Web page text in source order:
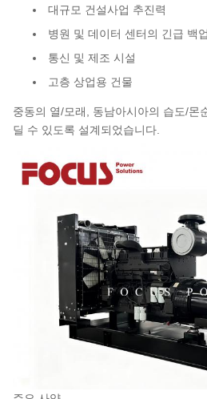
대규모 건설사업 추진력
병원 및 데이터 센터의 긴급 백업
통신 및 제조 시설
고층 상업용 건물
중동의 열/모래, 동남아시아의 습도/몬
딜 수 있도록 설계되었습니다.